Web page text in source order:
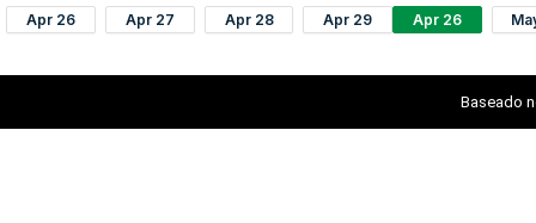
Apr 26 Apr 27 Apr 28 Apr 29 Apr 26
Baseado